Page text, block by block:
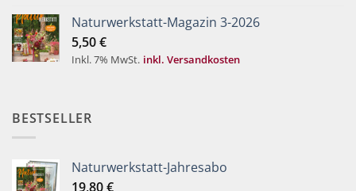
Naturwerkstatt-Magazin 3-2026
5,50€
Inkl. 7% MwSt. inkl. Versandkosten
BESTSELLER
Naturwerkstatt-Jahresabo
19,80€